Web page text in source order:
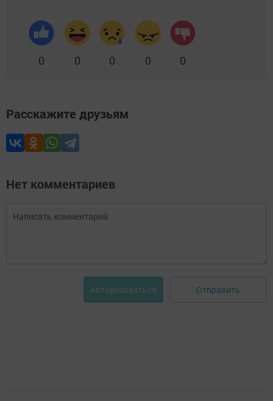
0 0 0 0 0
Расскажите друзьям
Нет комментариев
Авторизоваться Отправить